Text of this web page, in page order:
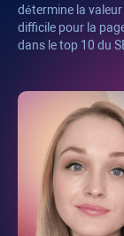
détermine la
difficile pour la
dans le top 10 du